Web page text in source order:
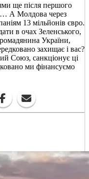
ще після першого
А Молдова через
13 мільйонів євро.
в очах Зеленського,
України,
захищає і вас?
Союз, санкціонує ці
ми фінансуємо